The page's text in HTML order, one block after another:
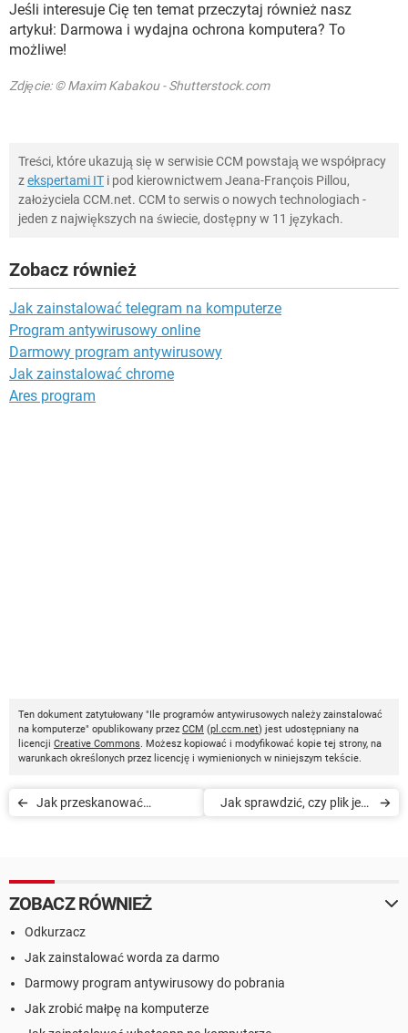
Jeśli interesuje Cię ten temat przeczytaj również nasz
artykuł: Darmowa i wydajna ochrona komputera? To
możliwe!
Zdjęcie: © Maxim Kabakou - Shutterstock.com
Treści, które ukazują się w serwisie CCM powstają we współpracy
zekspertami IT i pod kierownictwem Jeana-François Pillou,
założyciela CCM.net. CCM to serwis o nowych technologiach -
jeden z największych na świecie, dostępny w 11 językach.
Zobacz również
Jak zainstalować telegram na komputerze
Program antywirusowy online
Darmowy program antywirusowy
Jak zainstalować chrome
Ares program
Ten dokument zatytułowany "Ile programów antywirusowych należy zainstalować
na komputerze" opublikowany przez CCM (pl.ccm.net) jest udostępniany na
licencji Creative Commons. Możesz kopiować i modyfikować kopie tej strony, na
warunkach określonych przez licencję i wymienionych w niniejszym tekście.
Jak przeskanować
Security Scan
Jak sprawdzić, czy plik jest
ZOBACZ RÓWNIEŻ
Odkurzacz
Jak zainstalować worda za darmo
Darmowy program antywirusowy do pobrania
Jak zrobić małpę na komputerze